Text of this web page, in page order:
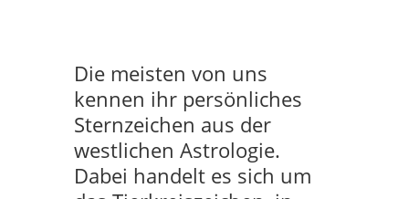
Die meisten von uns
kennen ihr persönliches
Sternzeichen aus der
westlichen Astrologie.
Dabei handelt es sich um